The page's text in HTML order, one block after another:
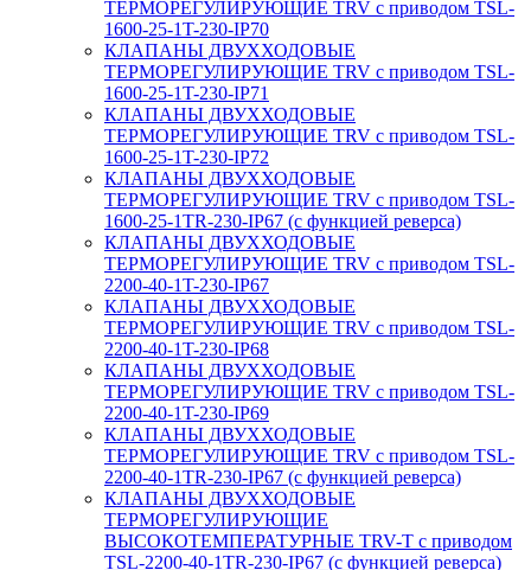
ТЕРМОРЕГУЛИРУЮЩИЕ TRV с приводом TSL-
1600-25-1T-230-IP70
КЛАПАНЫ ДВУХХОДОВЫЕ
ТЕРМОРЕГУЛИРУЮЩИЕ TRV с приводом TSL-
1600-25-1T-230-IP71
КЛАПАНЫ ДВУХХОДОВЫЕ
ТЕРМОРЕГУЛИРУЮЩИЕ TRV с приводом TSL-
1600-25-1T-230-IP72
КЛАПАНЫ ДВУХХОДОВЫЕ
ТЕРМОРЕГУЛИРУЮЩИЕ TRV с приводом TSL-
1600-25-1TR-230-IP67 (с функцией реверса)
КЛАПАНЫ ДВУХХОДОВЫЕ
ТЕРМОРЕГУЛИРУЮЩИЕ TRV с приводом TSL-
2200-40-1T-230-IP67
КЛАПАНЫ ДВУХХОДОВЫЕ
ТЕРМОРЕГУЛИРУЮЩИЕ TRV с приводом TSL-
2200-40-1T-230-IP68
КЛАПАНЫ ДВУХХОДОВЫЕ
ТЕРМОРЕГУЛИРУЮЩИЕ TRV с приводом TSL-
2200-40-1T-230-IP69
КЛАПАНЫ ДВУХХОДОВЫЕ
ТЕРМОРЕГУЛИРУЮЩИЕ TRV с приводом TSL-
2200-40-1TR-230-IP67 (с функцией реверса)
КЛАПАНЫ ДВУХХОДОВЫЕ
ТЕРМОРЕГУЛИРУЮЩИЕ
ВЫСОКОТЕМПЕРАТУРНЫЕ TRV-T с приводом
TSL-2200-40-1TR-230-IP67 (с функцией реверса)